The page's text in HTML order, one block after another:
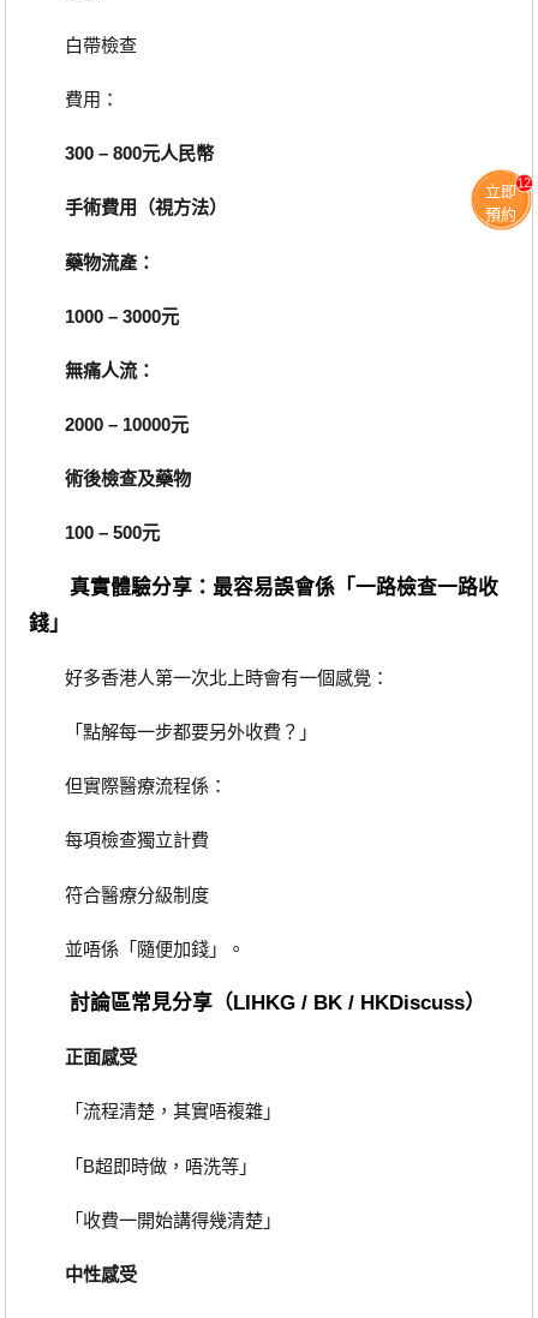
白帶檢查
費用：
300 – 800元人民幣
手術費用（視方法）
藥物流產：
1000 – 3000元
無痛人流：
2000 – 10000元
術後檢查及藥物
100 – 500元
真實體驗分享：最容易誤會係「一路檢查一路收
錢」
好多香港人第一次北上時會有一個感覺：
「點解每一步都要另外收費？」
但實際醫療流程係：
每項檢查獨立計費
符合醫療分級制度
並唔係「隨便加錢」。
討論區常見分享（LIHKG / BK / HKDiscuss）
正面感受
「流程清楚，其實唔複雜」
「B超即時做，唔洗等」
「收費一開始講得幾清楚」
中性感受
立即
預約
12